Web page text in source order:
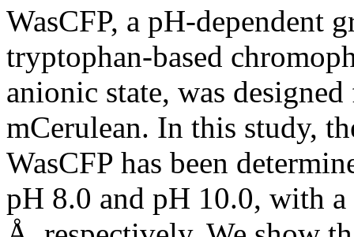
WasCFP, a pH-dependent
tryptophan-based
anionic state, was
mCerulean. In this study,
WasCFP has been
pH 8.0 and pH 10.0, with